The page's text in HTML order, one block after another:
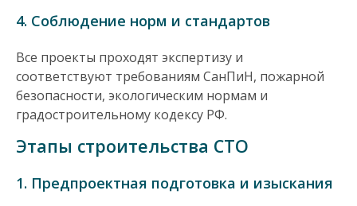
4. Соблюдение норм и стандартов
Все проекты проходят экспертизу и
соответствуют требованиям СанПиН, пожарной
безопасности, экологическим нормам и
градостроительному кодексу РФ.
Этапы строительства СТО
1. Предпроектная подготовка и изыскания